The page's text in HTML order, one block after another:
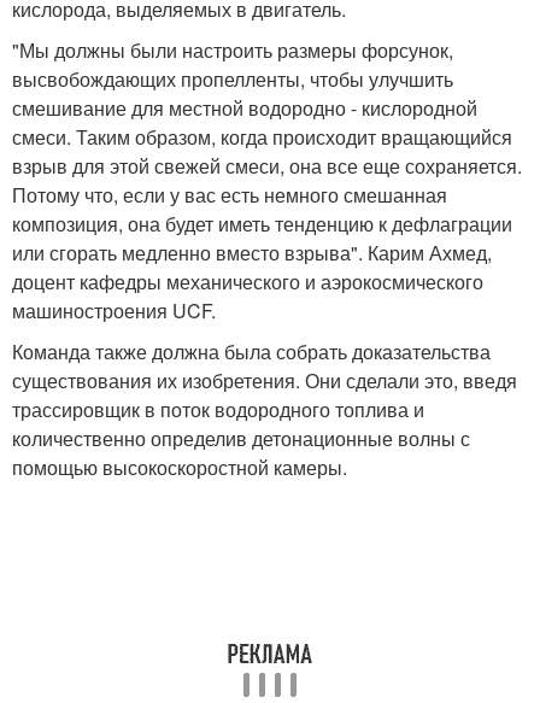
кислорода, выделяемых в двигатель.
"Мы должны были настроить размеры форсунок,
высвобождающих пропелленты, чтобы улучшить
смешивание для местной водородно - кислородной
смеси. Таким образом, когда происходит вращающийся
взрыв для этой свежей смеси, она все еще сохраняется.
Потому что, если у вас есть немного смешанная
композиция, она будет иметь тенденцию к дефлаграции
или сгорать медленно вместо взрыва". Карим Ахмед,
доцент кафедры механического и аэрокосмического
машиностроения UCF.
Команда также должна была собрать доказательства
существования их изобретения. Они сделали это, введя
трассировщик в поток водородного топлива и
количественно определив детонационные волны с
помощью высокоскоростной камеры.